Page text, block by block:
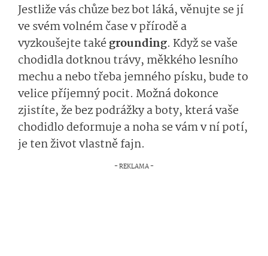
Jestliže vás chůze bez bot láká, věnujte se jí
ve svém volném čase v přírodě a
vyzkoušejte takégrounding. Když se vaše
chodidla dotknou trávy, měkkého lesního
mechu a nebo třeba jemného písku, bude to
velice příjemný pocit. Možná dokonce
zjistíte, že bez podrážky a boty, která vaše
chodidlo deformuje a noha se vám v ní potí,
je ten život vlastně fajn.